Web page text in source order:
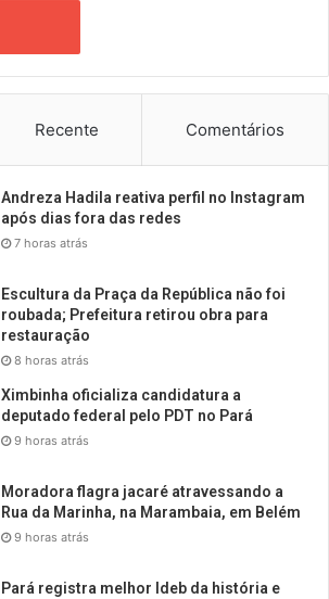
Recente Comentários
Andreza Hadila reativa perfil no Instagram
após dias fora das redes
7 horas atrás
Escultura da Praça da República não foi
roubada; Prefeitura retirou obra para
restauração
8 horas atrás
Ximbinha oficializa candidatura a
deputado federal pelo PDT no Pará
9 horas atrás
Moradora flagra jacaré atravessando a
Rua da Marinha, na Marambaia, em Belém
9 horas atrás
Pará registra melhor Ideb da história e